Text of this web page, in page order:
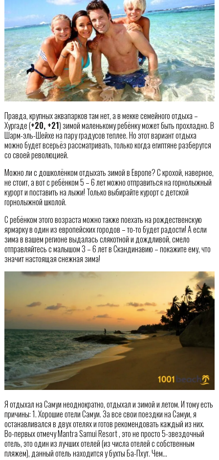
Правда, крупных аквапарков там нет, а в мекке семейного отдыха –
Хургаде (+20, +21) зимой маленькому ребёнку может быть прохладно. В
Шарм-эль-Шейхе на пару градусов теплее. Но этот вариант отдыха
можно будет всерьёз рассматривать, только когда египтяне разберутся
со своей революцией.
Можно ли с дошколёнком отдыхать зимой в Европе? С крохой, наверное,
не стоит, а вот с ребёнком 5 – 6 лет можно отправиться на горнолыжный
курорт и поставить на лыжи! Только выбирайте курорт с детской
горнолыжной школой.
С ребёнком этого возраста можно также поехать на рождественскую
ярмарку в один из европейских городов – то-то будет радости! А если
зима в вашем регионе выдалась слякотной и дождливой, смело
отправляйтесь с малышом 3 – 6 лет в Скандинавию – покажите ему, что
значит настоящая снежная зима!
Я отдыхал на Самуи неоднократно, отдыхал и зимой и летом. И тому есть
причины: 1. Хорошие отели Самуи. За все свои поездки на Самуи, я
останавливался в двух отелях и готов рекомендовать каждый из них.
Во-первых отмечу Mantra Samui Resort , это не просто 5-звездочный
отель, это один из лучших отелей (из числа отелей с собственным
пляжем), данный отель находится у бухты Ба-Пхут. Чем…